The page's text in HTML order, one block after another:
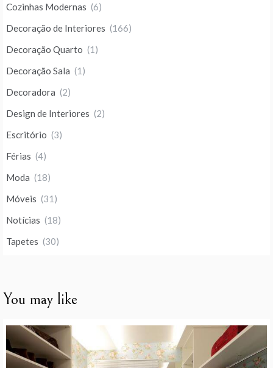
Cozinhas Modernas (6)
Decoração de Interiores (166)
Decoração Quarto (1)
Decoração Sala (1)
Decoradora (2)
Design de Interiores (2)
Escritório (3)
Férias (4)
Moda (18)
Móveis (31)
Notícias (18)
Tapetes (30)
You may like